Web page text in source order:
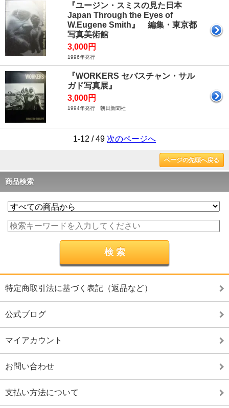
『ユージン・スミスの見た日本
Japan Through the Eyes of
W.Eugene Smith』 編集・東京都
写真美術館
3,000円
1996年発行
『WORKERS セバスチャン・サル
ガド写真展』
3,000円
1994年発行 朝日新聞社
1-12 / 49 次のページへ
ページの先頭へ戻る
商品検索
特定商取引法に基づく表記（返品など）
公式ブログ
マイアカウント
お問い合わせ
支払い方法について